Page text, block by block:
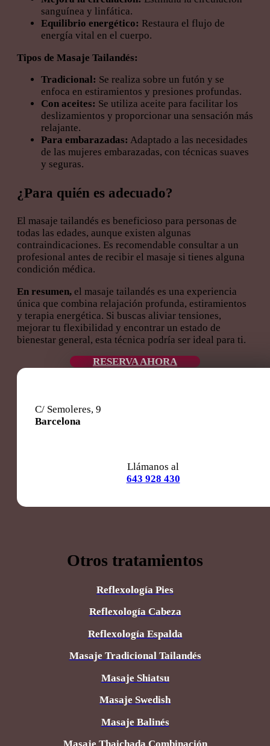
sanguínea y linfática.
Equilibrio energético: Restaura el flujo de
energía vital en el cuerpo.
Tipos de Masaje Tailandés:
Tradicional: Se realiza sobre un futón y se
enfoca en estiramientos y presiones profundas.
Con aceites: Se utiliza aceite para facilitar los
deslizamientos y proporcionar una sensación más
relajante.
Para embarazadas: Adaptado a las necesidades
de las mujeres embarazadas, con técnicas suaves
y seguras.
¿Para quién es adecuado?
El masaje tailandés es beneficioso para personas de
todas las edades, aunque existen algunas
contraindicaciones. Es recomendable consultar a un
profesional antes de recibir el masaje si tienes alguna
condición médica.
En resumen, el masaje tailandés es una experiencia
única que combina relajación profunda, estiramientos
y terapia energética. Si buscas aliviar tensiones,
mejorar tu flexibilidad y encontrar un estado de
bienestar general, esta técnica podría ser ideal para ti.
RESERVA AHORA
C/ Semoleres, 9
Barcelona
Llámanos al
643 928 430
Otros tratamientos
Reflexología Pies
Reflexología Cabeza
Reflexología Espalda
Masaje Tradicional Tailandés
Masaje Shiatsu
Masaje Swedish
Masaje Balinés